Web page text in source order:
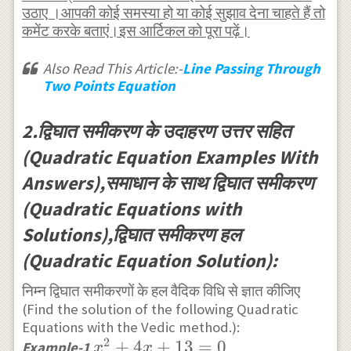
उठाए ।आपकी कोई समस्या हो या कोई सुझाव देना चाहते हैं तो
कमेंट करके बताएं।इस आर्टिकल को पूरा पढ़ें।
Also Read This Article:-Line Passing Through
Two Points Equation
2.द्विघात समीकरण के उदाहरण उत्तर सहित
(Quadratic Equation Examples With
Answers),समाधान के साथ द्विघात समीकरण
(Quadratic Equations with
Solutions),द्विघात समीकरण हल
(Quadratic Equation Solution):
निम्न द्विघात समीकरणों के हल वैदिक विधि से ज्ञात कीजिए
(Find the solution of the following Quadratic
Equations with the Vedic method.):
2